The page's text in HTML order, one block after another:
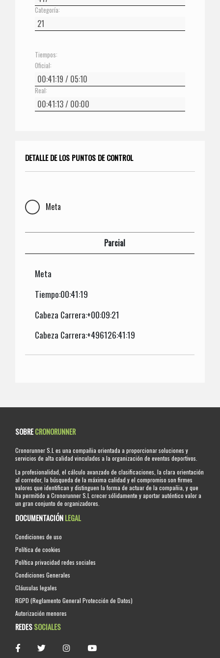
Categoría:
Tiempos:
Oficial:
Real:
DETALLE DE LOS PUNTOS DE CONTROL
Meta
Parcial
Meta
Tiempo:00:41:19
Cabeza Carrera:+00:09:21
Cabeza Carrera:+496126:41:19
SOBRECRONORUNNER
Cronorunner S.L es una compañia orientada a proporcionar soluciones y
servicios de alta calidad vinculados a la organización de eventos deportivos.
La profesionalidad, el cálculo avanzado de clasificaciones, la clara orientación
al corredor, la búsqueda de la máxima calidad y el compromiso son firmes
valores que identifican y distinguen la forma de actuar de la compañia, y que
ha permitido a Cronorunner S.L crecer sólidamente y aportar auténtico valor a
un gran conjunto de organizadores.
DOCUMENTACIÓNLEGAL
Condiciones de uso
Política de cookies
Política privacidad redes sociales
Condiciones Generales
Cláusulas legales
RGPD (Reglamento General Protección de Datos)
Autorización menores
REDESSOCIALES